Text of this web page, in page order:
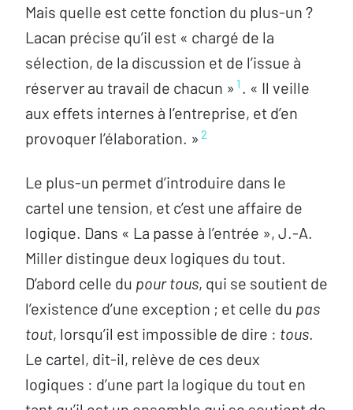
Mais quelle est cette fonction du plus-un ?
Lacan précise qu’il est « chargé de la
sélection, de la discussion et de l’issue à
réserver au travail de chacun » 1 . « Il veille
aux effets internes à l’entreprise, et d’en
provoquer l’élaboration. » 2
Le plus-un permet d’introduire dans le
cartel une tension, et c’est une affaire de
logique. Dans « La passe à l’entrée », J.-A.
Miller distingue deux logiques du tout.
D’abord celle du pour tous, qui se soutient de
l’existence d’une exception ; et celle du pas
tout, lorsqu’il est impossible de dire : tous.
Le cartel, dit-il, relève de ces deux
logiques : d’une part la logique du tout en